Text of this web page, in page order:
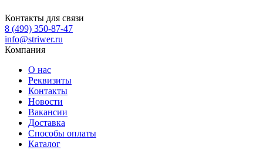
Контакты для связи
8 (499) 350-87-47
info@striwer.ru
Компания
О нас
Реквизиты
Контакты
Новости
Вакансии
Доставка
Способы оплаты
Каталог